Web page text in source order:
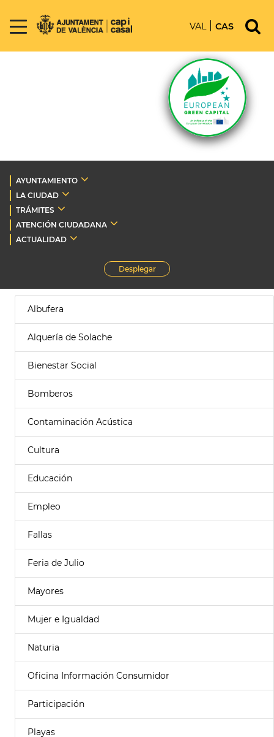
VAL CAS
AYUNTAMIENTO
LA CIUDAD
TRÁMITES
ATENCIÓN CIUDADANA
ACTUALIDAD
Desplegar
Albufera
Alquería de Solache
Bienestar Social
Bomberos
Contaminación Acústica
Cultura
Educación
Empleo
Fallas
Feria de Julio
Mayores
Mujer e Igualdad
Naturia
Oficina Información Consumidor
Participación
Playas